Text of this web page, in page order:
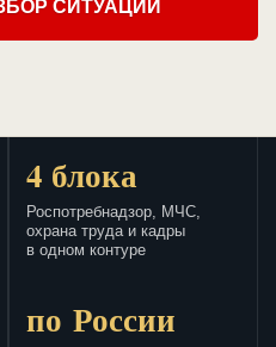
СИТУАЦИИ
4 блока
Роспотребнадзор, МЧС,
охрана труда и кадры
в одном контуре
по России